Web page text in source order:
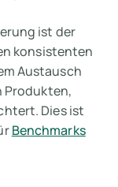
ist der
konsistenten
Austausch
Produkten,
Dies ist
Benchmarks